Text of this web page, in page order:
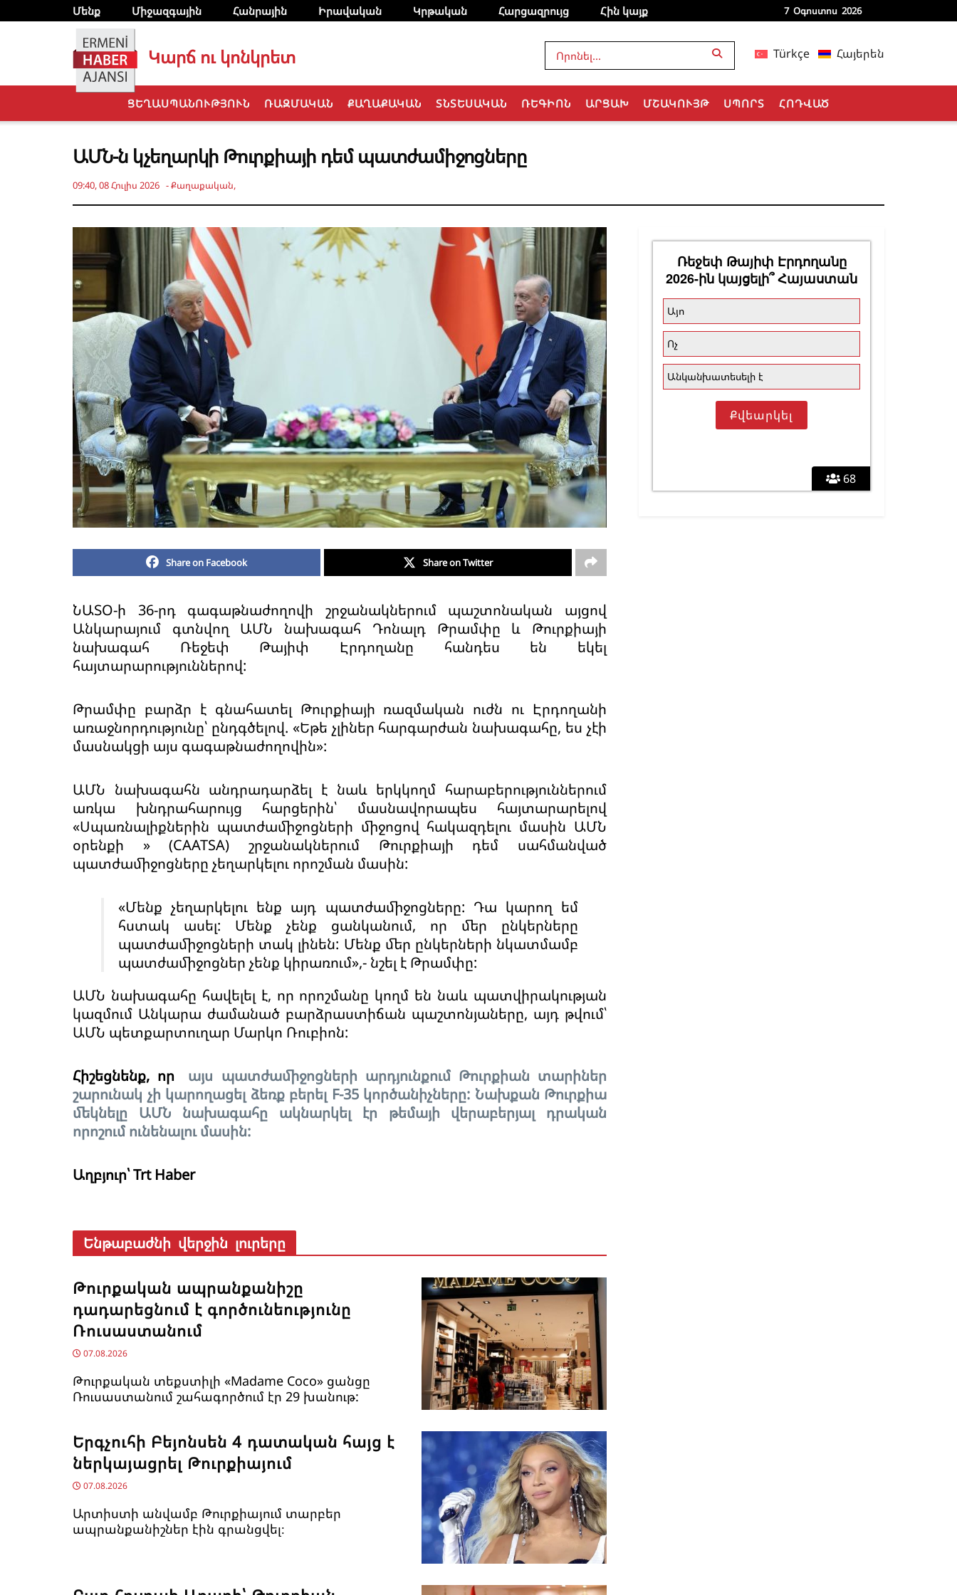
Մենք Միջազգային Հանրային Իրավական Կրթական Հարցազրույց Հին կայք 7 Օգոստոս 2026
Կարճ ու կոնկրետ Türkçe Հայերեն
ՑԵՂԱՍՊԱՆՈՒԹՅՈՒՆ ՌԱԶՄԱԿԱՆ ՔԱՂԱՔԱԿԱՆ ՏՆՏԵՍԱԿԱՆ ՌԵԳԻՈՆ ԱՐՑԱԽ ՄՇԱԿՈՒՅԹ ՍՊՈՐՏ ՀՈԴՎԱԾ
ԱՄՆ-ն կչեղարկի Թուրքիայի դեմ պատժամիջոցները
09:40, 08 Հուլիս 2026 -Քաղաքական,
Share on Facebook Share on Twitter
ՆԱՏՕ-ի 36-րդ գագաթնաժողովի շրջանակներում պաշտոնական այցով
Անկարայում գտնվող ԱՄՆ նախագահ Դոնալդ Թրամփը և Թուրքիայի
նախագահ Ռեջեփ Թայիփ Էրդողանը հանդես են եկել
հայտարարություններով:
Թրամփը բարձր է գնահատել Թուրքիայի ռազմական ուժն ու Էրդողանի
առաջնորդությունը՝ ընդգծելով. «Եթե չլիներ հարգարժան նախագահը, ես չէի
մասնակցի այս գագաթնաժողովին»:
ԱՄՆ նախագահն անդրադարձել է նաև երկկողմ հարաբերություններում
առկա խնդրահարույց հարցերին՝ մասնավորապես հայտարարելով
«Սպառնալիքներին պատժամիջոցների միջոցով հակազդելու մասին ԱՄՆ
օրենքի » (CAATSA) շրջանակներում Թուրքիայի դեմ սահմանված
պատժամիջոցները չեղարկելու որոշման մասին:
«Մենք չեղարկելու ենք այդ պատժամիջոցները: Դա կարող եմ
հստակ ասել: Մենք չենք ցանկանում, որ մեր ընկերները
պատժամիջոցների տակ լինեն: Մենք մեր ընկերների նկատմամբ
պատժամիջոցներ չենք կիրառում»,- նշել է Թրամփը:
ԱՄՆ նախագահը հավելել է, որ որոշմանը կողմ են նաև պատվիրակության
կազմում Անկարա ժամանած բարձրաստիճան պաշտոնյաները, այդ թվում՝
ԱՄՆ պետքարտուղար Մարկո Ռուբիոն:
Հիշեցնենք, որ
այս պատժամիջոցների արդյունքում Թուրքիան տարիներ
շարունակ չի կարողացել ձեռք բերել F-35 կործանիչները: Նախքան Թուրքիա
մեկնելը ԱՄՆ նախագահը ակնարկել էր թեմայի վերաբերյալ դրական
որոշում ունենալու մասին:
Աղբյուր՝ Trt Haber
Ենթաբաժնի վերջին լուրերը
Թուրքական ապրանքանիշը
դադարեցնում է գործունեությունը
Ռուսաստանում
07.08.2026
Թուրքական տեքստիլի «Madame Coco» ցանցը
Ռուսաստանում շահագործում էր 29 խանութ:
Երգչուհի Բեյոնսեն ​​4 դատական հայց է
ներկայացրել Թուրքիայում
07.08.2026
Արտիստի անվամբ Թուրքիայում տարբեր
ապրանքանիշներ էին գրանցվել։
68
Ռեջեփ Թայիփ Էրդողանը
2026-ին կայցելի՞ Հայաստան
Այո
Ոչ
Անկանխատեսելի է